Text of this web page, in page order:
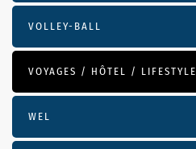
VOLLEY-BALL
VOYAGES / HÔTEL / LIFESTYLE
WEL